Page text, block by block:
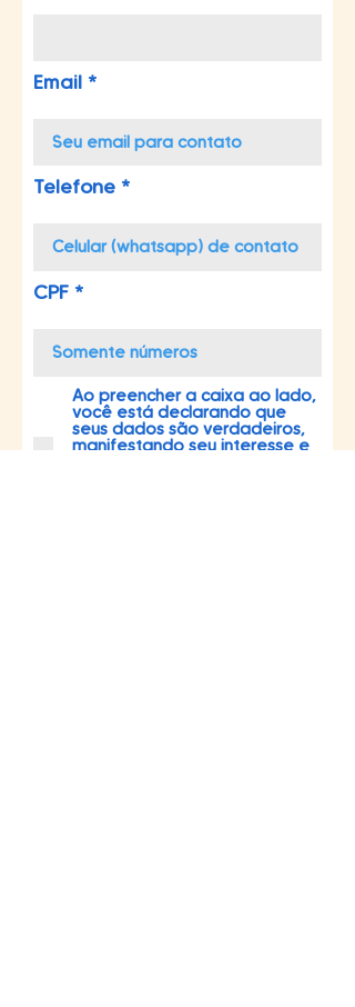
Email
Telefone
CPF
Ao preencher a caixa ao lado,
você está declarando que
seus dados são verdadeiros,
manifestando seu interesse e